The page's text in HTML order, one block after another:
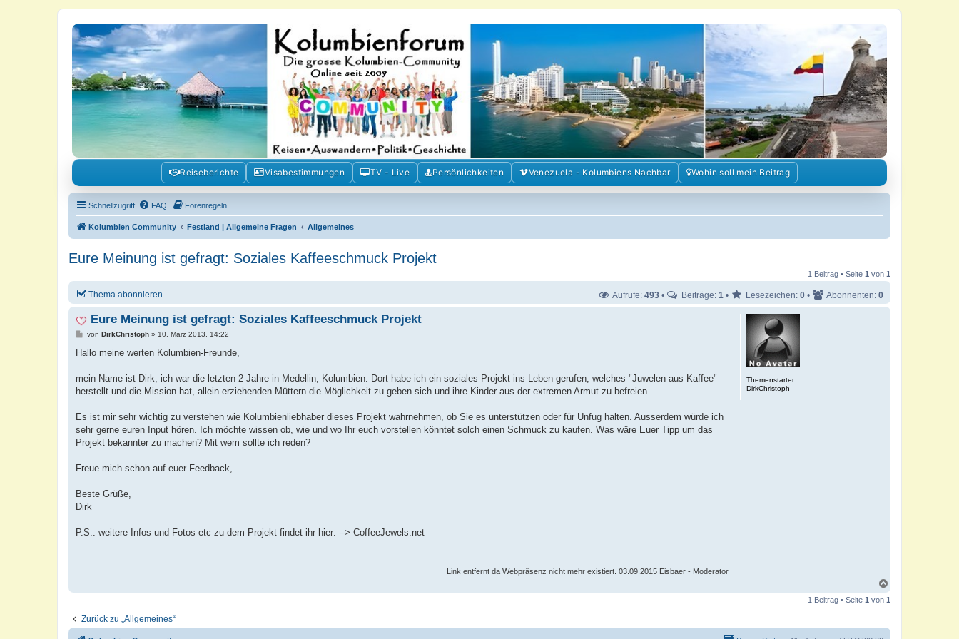
Kolumbienforum - Das grosse Forum der Freunde Kolumbiens
Reisen, Auswandern, Kultur, Politik, Geschichte und Visum in Kolumbien und Venezuela. Austausch, Erfahrungen und Gemeinschaft im Kolumbienforum
Reiseberichte Visabestimmungen TV - Live Persönlichkeiten Venezuela - Kolumbiens Nachbar Wohin soll mein Beitrag
Schnellzugriff FAQ Forenregeln
Kolumbien Community Festland | Allgemeine Fragen Allgemeines
Eure Meinung ist gefragt: Soziales Kaffeeschmuck Projekt
1 Beitrag • Seite 1 von 1
Thema abonnieren Aufrufe: 493 • Beiträge: 1 • Lesezeichen: 0 • Abonnenten: 0
Themenstarter
DirkChristoph
Eure Meinung ist gefragt: Soziales Kaffeeschmuck Projekt
B
i
a
von DirkChristoph» 10. März 2013, 14:22
Hallo meine werten Kolumbien-Freunde,
mein Name ist Dirk, ich war die letzten 2 Jahre in Medellin, Kolumbien. Dort habe ich ein soziales Projekt ins Leben gerufen, welches "Juwelen aus Kaffee"
herstellt und die Mission hat, allein erziehenden Müttern die Möglichkeit zu geben sich und ihre Kinder aus der extremen Armut zu befreien.
Es ist mir sehr wichtig zu verstehen wie Kolumbienliebhaber dieses Projekt wahrnehmen, ob Sie es unterstützen oder für Unfug halten. Ausserdem würde ich
sehr gerne euren Input hören. Ich möchte wissen ob, wie und wo Ihr euch vorstellen könntet solch einen Schmuck zu kaufen. Was wäre Euer Tipp um das
Projekt bekannter zu machen? Mit wem sollte ich reden?
Freue mich schon auf euer Feedback,
Beste Grüße,
Dirk
P.S.: weitere Infos und Fotos etc zu dem Projekt findet ihr hier: --> CoffeeJewels.net
Link entfernt da Webpräsenz nicht mehr existiert. 03.09.2015 Eisbaer - Moderator
c
b
1 Beitrag • Seite 1 von 1
Zurück zu „Allgemeines“